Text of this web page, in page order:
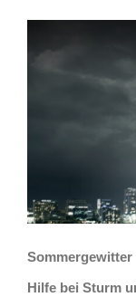
Sommergewitter
Hilfe bei Sturm